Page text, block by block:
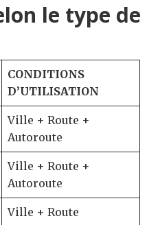
le type de
CONDITIONS
D’UTILISATION
Ville + Route +
Autoroute
Ville + Route +
Autoroute
Ville + Route